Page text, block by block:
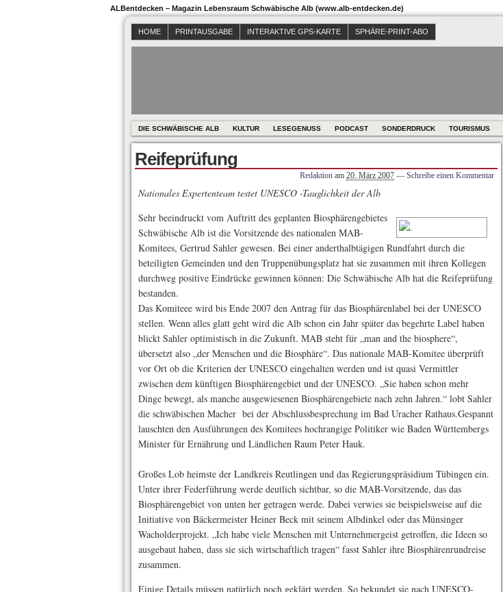
ALBentdecken – Magazin Lebensraum Schwäbische Alb (www.alb-entdecken.de)
HOME PRINTAUSGABE INTERAKTIVE GPS-KARTE SPHÄRE-PRINT-ABO
DIE SCHWÄBISCHE ALB KULTUR LESEGENUSS PODCAST SONDERDRUCK TOURISMUS
Reifeprüfung
Redaktion am 20. März 2007 — Schreibe einen Kommentar
Nationales Expertenteam testet UNESCO -Tauglichkeit der Alb
Sehr beeindruckt vom Auftritt des geplanten Biosphärengebietes
Schwäbische Alb ist die Vorsitzende des nationalen MAB-
Komitees, Gertrud Sahler gewesen. Bei einer anderthalbtägigen Rundfahrt durch die
beteiligten Gemeinden und den Truppenübungsplatz hat sie zusammen mit ihren Kollegen
durchweg positive Eindrücke gewinnen können: Die Schwäbische Alb hat die Reifeprüfung
bestanden.
Das Komiteee wird bis Ende 2007 den Antrag für das Biosphärenlabel bei der UNESCO
stellen. Wenn alles glatt geht wird die Alb schon ein Jahr später das begehrte Label haben
blickt Sahler optimistisch in die Zukunft. MAB steht für „man and the biosphere“,
übersetzt also „der Menschen und die Biosphäre“. Das nationale MAB-Komitee überprüft
vor Ort ob die Kriterien der UNESCO eingehalten werden und ist quasi Vermittler
zwischen dem künftigen Biosphärengebiet und der UNESCO. „Sie haben schon mehr
Dinge bewegt, als manche ausgewiesenen Biosphärengebiete nach zehn Jahren.“ lobt Sahler
die schwäbischen Macher bei der Abschlussbesprechung im Bad Uracher Rathaus.Gespannt
lauschten den Ausführungen des Komitees hochrangige Politiker wie Baden Württembergs
Minister für Ernährung und Ländlichen Raum Peter Hauk.
Großes Lob heimste der Landkreis Reutlingen und das Regierungspräsidium Tübingen ein.
Unter ihrer Federführung werde deutlich sichtbar, so die MAB-Vorsitzende, das das
Biosphärengebiet von unten her getragen werde. Dabei verwies sie beispielsweise auf die
Initiative von Bäckermeister Heiner Beck mit seinem Albdinkel oder das Münsinger
Wacholderprojekt. „Ich habe viele Menschen mit Unternehmergeist getroffen, die Ideen so
ausgebaut haben, dass sie sich wirtschaftlich tragen“ fasst Sahler ihre Biosphärenrundreise
zusammen.
Einige Details müssen natürlich noch geklärt werden. So bekundet sie nach UNESCO-